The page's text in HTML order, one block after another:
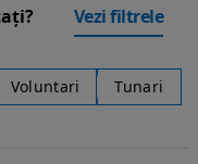
Vezi filtrele
Voluntari Tunari